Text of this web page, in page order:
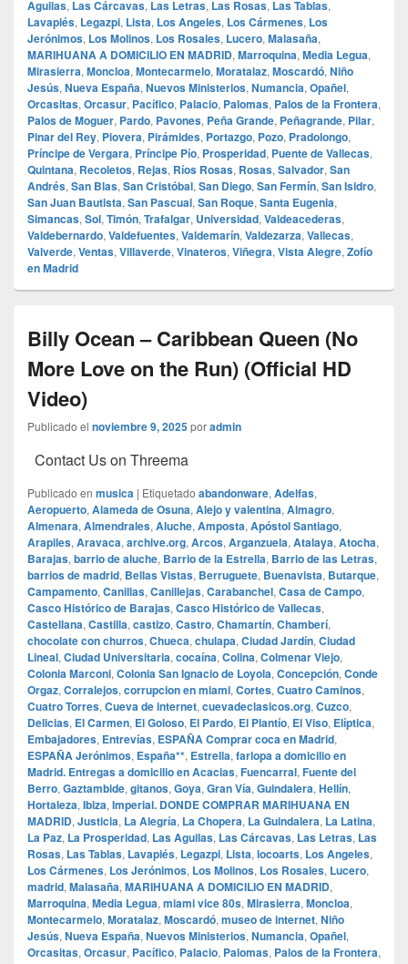
Aguilas, Las Cárcavas, Las Letras, Las Rosas, Las Tablas,
Lavapiés, Legazpi, Lista, Los Angeles, Los Cármenes, Los
Jerónimos, Los Molinos, Los Rosales, Lucero, Malasaña,
MARIHUANA A DOMICILIO EN MADRID, Marroquina, Media Legua,
Mirasierra, Moncloa, Montecarmelo, Moratalaz, Moscardó, Niño
Jesús, Nueva España, Nuevos Ministerios, Numancia, Opañel,
Orcasitas, Orcasur, Pacífico, Palacio, Palomas, Palos de la Frontera,
Palos de Moguer, Pardo, Pavones, Peña Grande, Peñagrande, Pilar,
Pinar del Rey, Piovera, Pirámides, Portazgo, Pozo, Pradolongo,
Príncipe de Vergara, Príncipe Pío, Prosperidad, Puente de Vallecas,
Quintana, Recoletos, Rejas, Ríos Rosas, Rosas, Salvador, San
Andrés, San Blas, San Cristóbal, San Diego, San Fermín, San Isidro,
San Juan Bautista, San Pascual, San Roque, Santa Eugenia,
Simancas, Sol, Timón, Trafalgar, Universidad, Valdeacederas,
Valdebernardo, Valdefuentes, Valdemarín, Valdezarza, Vallecas,
Valverde, Ventas, Villaverde, Vinateros, Viñegra, Vista Alegre, Zofío
en Madrid
Billy Ocean – Caribbean Queen (No
More Love on the Run) (Official HD
Video)
Publicado el noviembre 9, 2025poradmin
Contact Us on Threema
Publicado en musica | Etiquetado abandonware, Adelfas,
Aeropuerto, Alameda de Osuna, Alejo y valentina, Almagro,
Almenara, Almendrales, Aluche, Amposta, Apóstol Santiago,
Arapiles, Aravaca, archive.org, Arcos, Arganzuela, Atalaya, Atocha,
Barajas, barrio de aluche, Barrio de la Estrella, Barrio de las Letras,
barrios de madrid, Bellas Vistas, Berruguete, Buenavista, Butarque,
Campamento, Canillas, Canillejas, Carabanchel, Casa de Campo,
Casco Histórico de Barajas, Casco Histórico de Vallecas,
Castellana, Castilla, castizo, Castro, Chamartín, Chamberí,
chocolate con churros, Chueca, chulapa, Ciudad Jardín, Ciudad
Lineal, Ciudad Universitaria, cocaína, Colina, Colmenar Viejo,
Colonia Marconi, Colonia San Ignacio de Loyola, Concepción, Conde
Orgaz, Corralejos, corrupcion en miami, Cortes, Cuatro Caminos,
Cuatro Torres, Cueva de internet, cuevadeclasicos.org, Cuzco,
Delicias, El Carmen, El Goloso, El Pardo, El Plantío, El Viso, Elíptica,
Embajadores, Entrevías, ESPAÑA Comprar coca en Madrid,
ESPAÑA Jerónimos, España**, Estrella, farlopa a domicilio en
Madrid. Entregas a domicilio en Acacias, Fuencarral, Fuente del
Berro, Gaztambide, gitanos, Goya, Gran Vía, Guindalera, Hellín,
Hortaleza, Ibiza, Imperial. DONDE COMPRAR MARIHUANA EN
MADRID, Justicia, La Alegría, La Chopera, La Guindalera, La Latina,
La Paz, La Prosperidad, Las Aguilas, Las Cárcavas, Las Letras, Las
Rosas, Las Tablas, Lavapiés, Legazpi, Lista, locoarts, Los Angeles,
Los Cármenes, Los Jerónimos, Los Molinos, Los Rosales, Lucero,
madrid, Malasaña, MARIHUANA A DOMICILIO EN MADRID,
Marroquina, Media Legua, miami vice 80s, Mirasierra, Moncloa,
Montecarmelo, Moratalaz, Moscardó, museo de internet, Niño
Jesús, Nueva España, Nuevos Ministerios, Numancia, Opañel,
Orcasitas, Orcasur, Pacífico, Palacio, Palomas, Palos de la Frontera,